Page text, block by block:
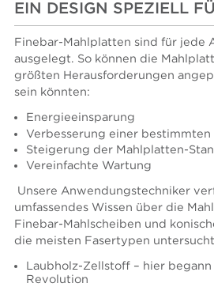
EIN DESIGN SPEZIELL
Finebar-Mahlplatten sind für jede
ausgelegt. So können die
größten Herausforderungen
sein könnten:
Energieeinsparung
Verbesserung einer bestimmten
Steigerung der Mahlplatten-
Vereinfachte Wartung
Unsere Anwendungstechniker
umfassendes Wissen über die
Finebar-Mahlscheiben und
die meisten Fasertypen
Laubholz-Zellstoff – hier
Revolution